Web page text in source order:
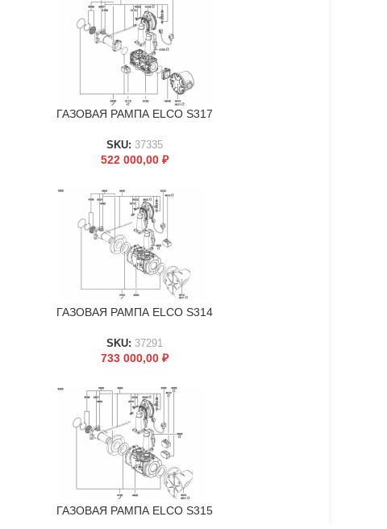
В КОРЗИНУ
ГАЗОВАЯ РАМПА ELCO S317
SKU: 37335
522 000,00₽
В КОРЗИНУ
ГАЗОВАЯ РАМПА ELCO S314
SKU: 37291
733 000,00₽
В КОРЗИНУ
ГАЗОВАЯ РАМПА ELCO S315